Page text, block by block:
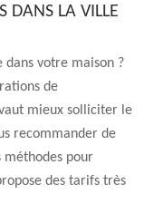
DANS LA VILLE
dans votre maison ?
de
mieux solliciter le
recommander de
méthodes pour
des tarifs très